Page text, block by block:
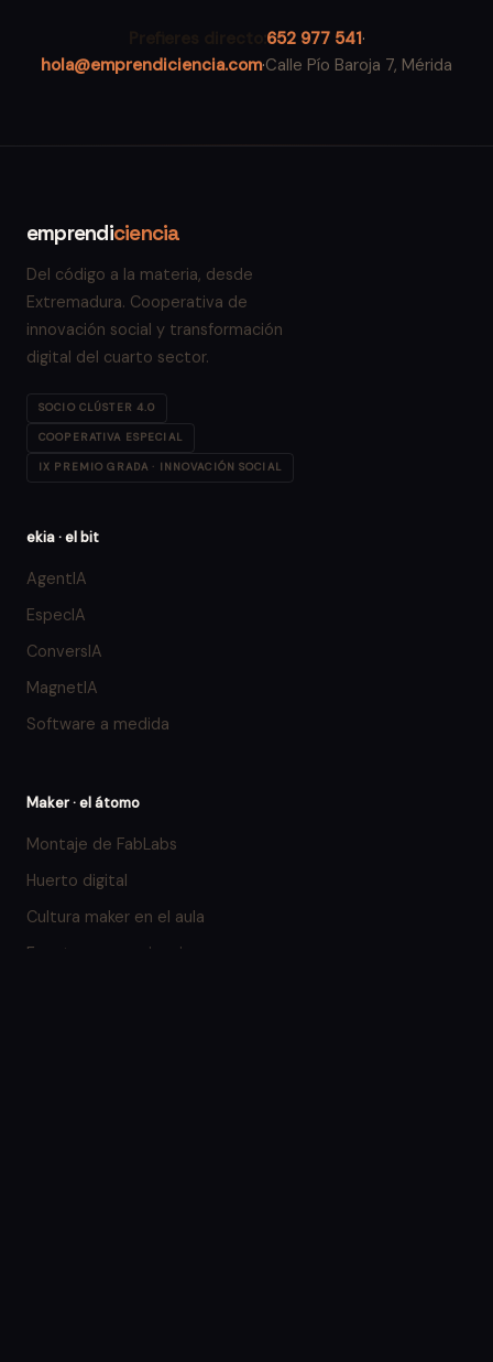
652 977 541·
hola@emprendiciencia.com·Calle Pío Baroja 7, Mérida
emprendiciencia
Del código a la materia, desde
Extremadura. Cooperativa de
innovación social y transformación
digital del cuarto sector.
SOCIO CLÚSTER 4.0
COOPERATIVA ESPECIAL
IX PREMIO GRADA · INNOVACIÓN SOCIAL
ekia · el bit
AgentIA
EspecIA
ConversIA
MagnetIA
Software a medida
Maker · el átomo
Montaje de FabLabs
Huerto digital
Cultura maker en el aula
Eventos y experiencias